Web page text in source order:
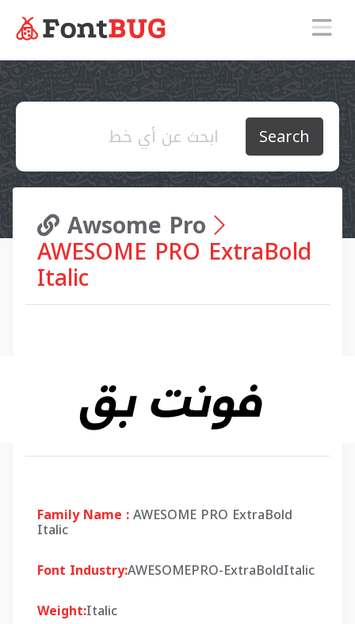
Search
Awsome Pro
AWESOME PRO ExtraBold
Italic
Family Name :AWESOME PRO ExtraBold
Italic
Font Industry:AWESOMEPRO-ExtraBoldItalic
Weight:Italic